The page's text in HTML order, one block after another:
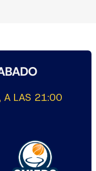
A LAS 21:00